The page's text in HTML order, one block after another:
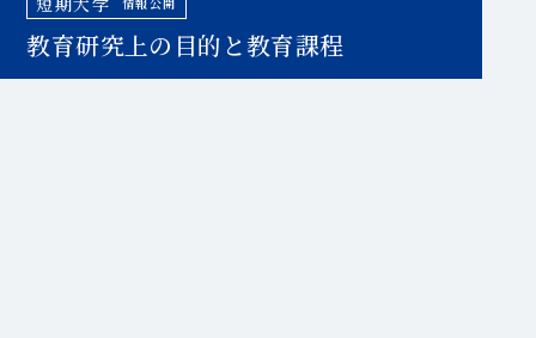
教育研究上の目的と教育課程